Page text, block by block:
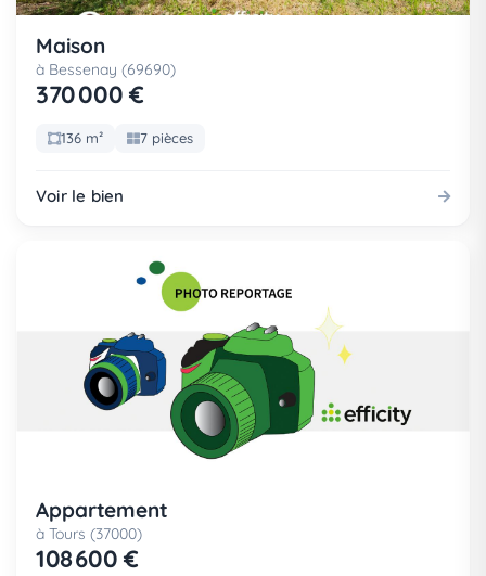
Maison
à Bessenay (69690)
370 000 €
136 m² 7 pièces
Voir le bien
Appartement
à Tours (37000)
108 600 €